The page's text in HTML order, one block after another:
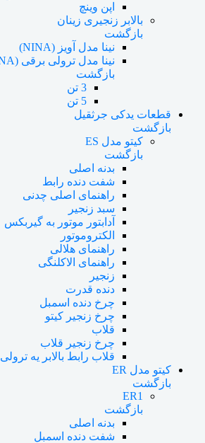
اپن وینچ
بالابر زنجیری زینان
بازگشت
نینا مدل آویز (NINA)
نینا مدل ترولی برقی (NINA)
بازگشت
3 تن
5 تن
قطعات یدکی جرثقیل
بازگشت
کیتو مدل ES
بازگشت
بدنه اصلی
شفت دنده رابط
راهنمای اصلی چدنی
سبد زنجیر
آدابتور موتور به گیربکس
الکتروموتور
راهنمای هلالی
راهنمای الاکلنگی
زنجیر
دنده قدرت
چرخ دنده اسمبل
چرخ زنجیر کیتو
قلاب
چرخ زنجیر قلاب
قلاب رابط بالابر یه ترولی
کیتو مدل ER
بازگشت
ER1
بازگشت
بدنه اصلی
شفت دنده اسمبل